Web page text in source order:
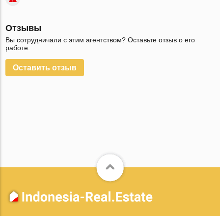
Отзывы
Вы сотрудничали с этим агентством? Оставьте отзыв о его
работе.
Оставить отзыв